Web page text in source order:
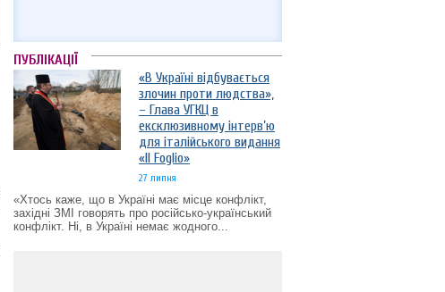
ПУБЛІКАЦІЇ
«В Україні відбувається
злочин проти людства»,
– Глава УГКЦ в
ексклюзивному інтерв’ю
для італійського видання
«Il Foglio»
27 липня
«Хтось каже, що в Україні має місце конфлікт,
західні ЗМІ говорять про російсько-український
конфлікт. Ні, в Україні немає жодного...